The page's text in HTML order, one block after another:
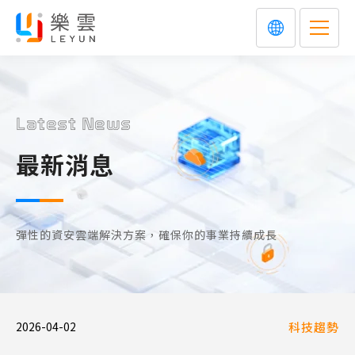
Latest News
最新消息
彈性的資安雲端解決方案，確保你的事業持續成長
2026-04-02 科技趨勢